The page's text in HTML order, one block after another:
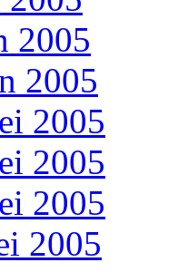
2005
2005
2005
2005
2005
2005